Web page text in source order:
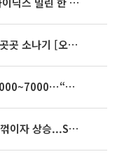
35도 안팎 무더위 이어져…전국 곳곳 소나기 [오늘 날씨]
[주간증시전망] 다음주 코스피 6000~7000⋯“外人 수급은 정책이 변수”
뉴욕증시, 연준 금리인상 기대감 꺾이자 상승...S&P500 사상 최고치 [종합]